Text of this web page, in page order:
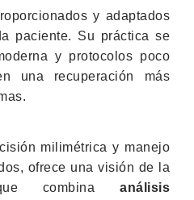
y adaptados
paciente. Su práctica se
y protocolos poco
una recuperación más
milimétrica y manejo
ofrece una visión de la
combina análisis